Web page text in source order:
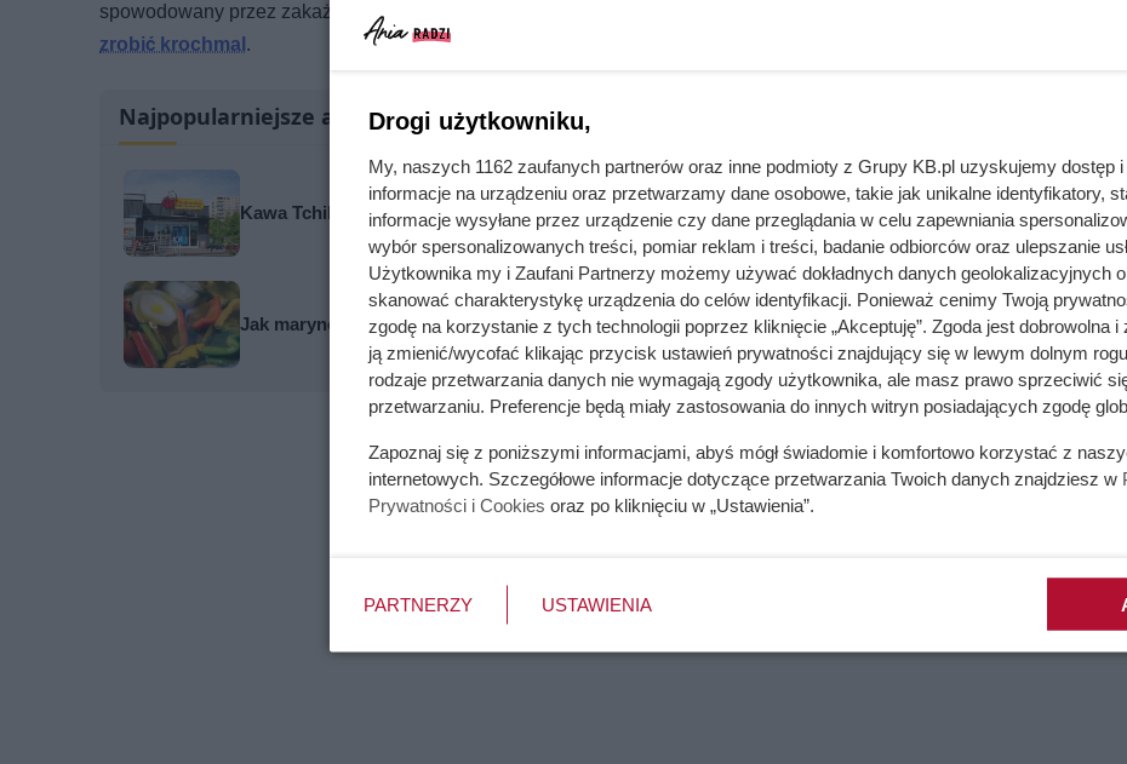
spowodowany przez zakażenie grzybicze. Jeśli planujesz kąpiel w krochmalu, sprawdź także
zrobić krochmal.
Najpopularniejsze artykuły
Kawa Tchibo w Biedronce kosztuje 49,99 zł – sprawdź gdze jest haczyk!
Jak marynować warzywa w oleju? Prosty przepis domowy
Drogi użytkowniku,
My, naszych 1162 zaufanych partnerów oraz inne podmioty z Grupy KB.pl uzyskujemy dostęp
informacje na urządzeniu oraz przetwarzamy dane osobowe, takie jak unikalne identyfikatory,
informacje wysyłane przez urządzenie czy dane przeglądania w celu zapewniania
wybór spersonalizowanych treści, pomiar reklam i treści, badanie odbiorców oraz ulepszanie
Użytkownika my i Zaufani Partnerzy możemy używać dokładnych danych geolokalizacyjnych
skanować charakterystykę urządzenia do celów identyfikacji. Ponieważ cenimy Twoją
zgodę na korzystanie z tych technologii poprzez kliknięcie „Akceptuję”. Zgoda jest dobrowolna
ją zmienić/wycofać klikając przycisk ustawień prywatności znajdujący się w lewym dolnym
rodzaje przetwarzania danych nie wymagają zgody użytkownika, ale masz prawo sprzeciwić
przetwarzaniu. Preferencje będą miały zastosowania do innych witryn posiadających zgodę
Zapoznaj się z poniższymi informacjami, abyś mógł świadomie i komfortowo korzystać z
internetowych. Szczegółowe informacje dotyczące przetwarzania Twoich danych znajdziesz w
Prywatności i Cookies oraz po kliknięciu w „Ustawienia”.
PARTNERZY USTAWIENIA